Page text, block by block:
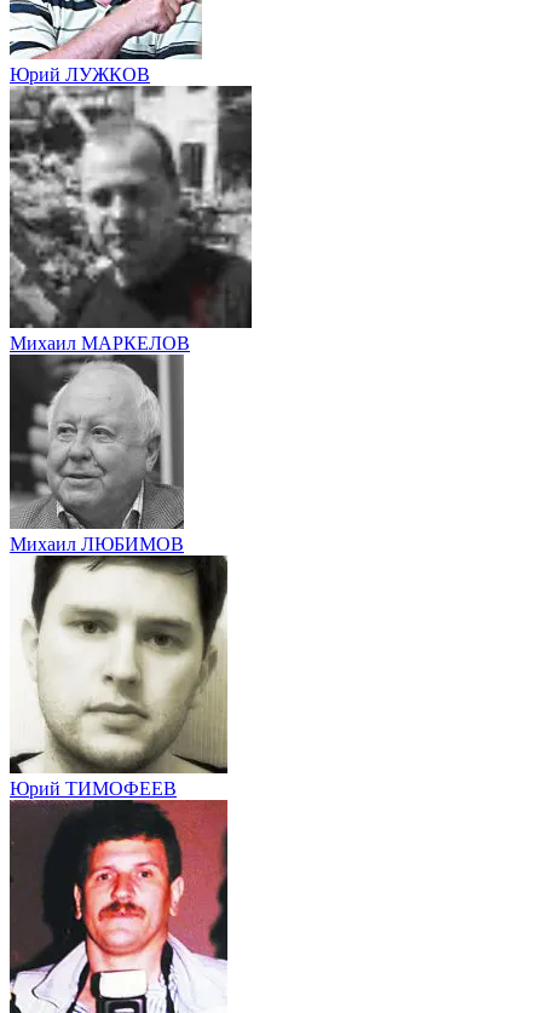
Юрий ЛУЖКОВ
Михаил МАРКЕЛОВ
Михаил ЛЮБИМОВ
Юрий ТИМОФЕЕВ